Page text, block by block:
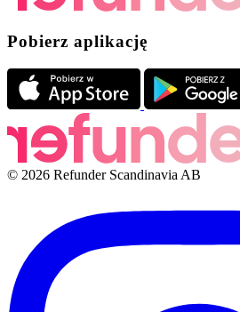
Pobierz aplikację
© 2026 Refunder Scandinavia AB